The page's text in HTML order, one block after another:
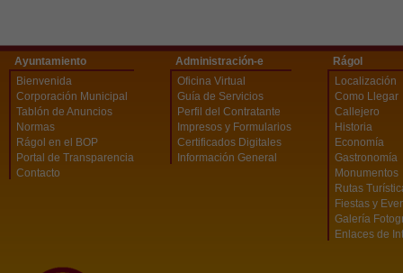
Ayuntamiento
Bienvenida
Corporación Municipal
Tablón de Anuncios
Normas
Rágol en el BOP
Portal de Transparencia
Contacto
Administración-e
Oficina Virtual
Guía de Servicios
Perfil del Contratante
Impresos y Formularios
Certificados Digitales
Información General
Rágol
Localización
Como Llegar
Callejero
Historia
Economía
Gastronomía
Monumentos
Rutas
Fiestas y
Galería
Enlaces de